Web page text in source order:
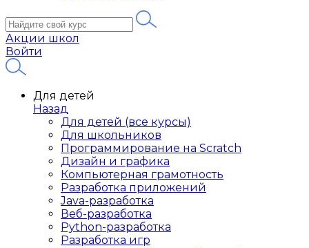
Акции школ
Войти
Для детей
Назад
Для детей (все курсы)
Для школьников
Программирование на Scratch
Дизайн и графика
Компьютерная грамотность
Разработка приложений
Java-разработка
Веб-разработка
Python-разработка
Разработка игр